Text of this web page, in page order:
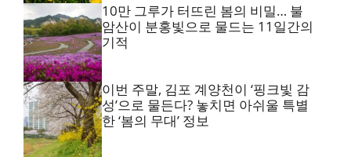
10만 그루가 터뜨린 봄의 비밀… 불
암산이 분홍빛으로 물드는 11일간의
기적
이번 주말, 김포 계양천이 ‘핑크빛 감
성’으로 물든다? 놓치면 아쉬울 특별
한 ‘봄의 무대’ 정보